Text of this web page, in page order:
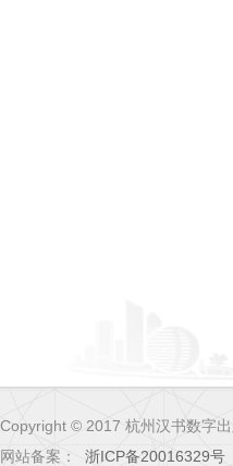
Copyright © 2017 杭州汉书数字
网站备案：
浙ICP备20016329号